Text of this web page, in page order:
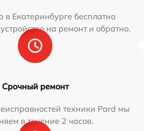
Екатеринбурге бесплатно
на ремонт и обратно.
Срочный ремонт
техники Pard мы
в течение 2 часов.